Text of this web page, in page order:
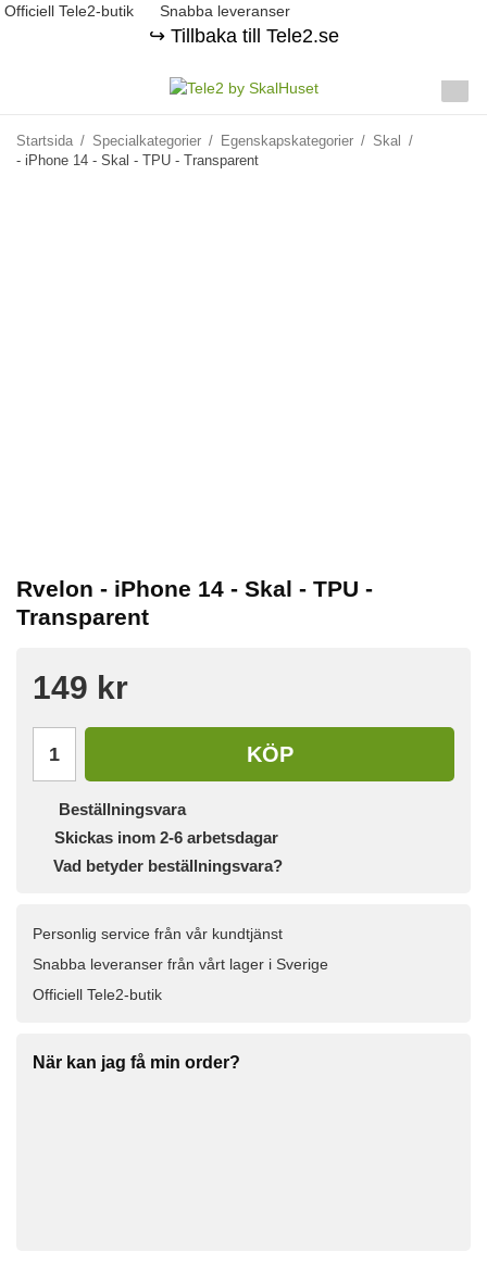
Officiell Tele2-butik Snabba leveranser
↪️ Tillbaka till Tele2.se
Startsida / Specialkategorier / Egenskapskategorier / Skal
/
- iPhone 14 - Skal - TPU - Transparent
Rvelon - iPhone 14 - Skal - TPU -
Transparent
149 kr
KÖP
Beställningsvara
Skickas inom 2-6 arbetsdagar
Vad betyder beställningsvara?
Personlig service från vår kundtjänst
Snabba leveranser från vårt lager i Sverige
Officiell Tele2-butik
När kan jag få min order?